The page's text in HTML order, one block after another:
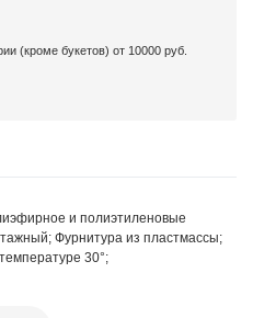
(кроме букетов) от 10000 руб.
и полиэтиленовые
Фурнитура из пластмассы;
30°;